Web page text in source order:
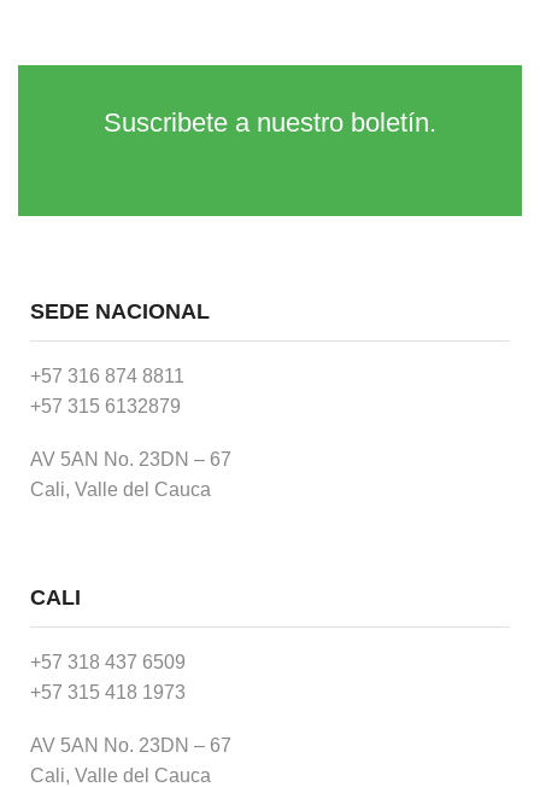
Suscribete a nuestro boletín.
SEDE NACIONAL
+57 316 874 8811
+57 315 6132879
AV 5AN No. 23DN – 67
Cali, Valle del Cauca
CALI
+57 318 437 6509
+57 315 418 1973
AV 5AN No. 23DN – 67
Cali, Valle del Cauca